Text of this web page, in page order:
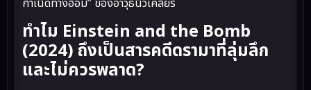
กำเนิดทางอ้อม” ของอาวุธนิวเคลียร์
ทำไม Einstein and the Bomb
(2024) ถึงเป็นสารคดีดรามาที่ลุ่มลึก
และไม่ควรพลาด?